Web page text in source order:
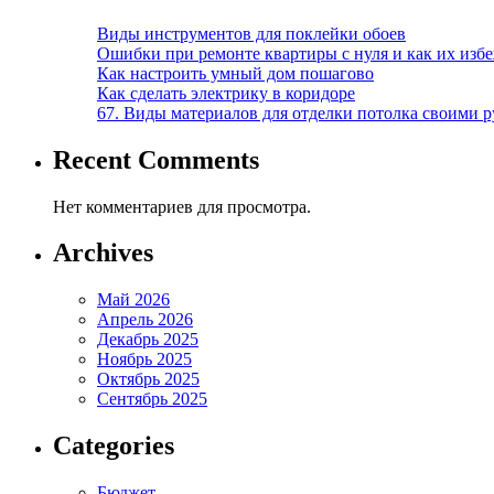
Виды инструментов для поклейки обоев
Ошибки при ремонте квартиры с нуля и как их
Как настроить умный дом пошагово
Как сделать электрику в коридоре
67. Виды материалов для отделки потолка своими
Recent Comments
Нет комментариев для просмотра.
Archives
Май 2026
Апрель 2026
Декабрь 2025
Ноябрь 2025
Октябрь 2025
Сентябрь 2025
Categories